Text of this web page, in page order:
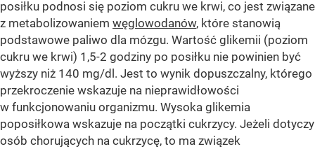
posiłku podnosi się poziom cukru we krwi, co jest związane
z metabolizowaniem węglowodanów, które stanowią
podstawowe paliwo dla mózgu. Wartość glikemii (poziom
cukru we krwi) 1,5-2 godziny po posiłku nie powinien być
wyższy niż 140 mg/dl. Jest to wynik dopuszczalny, którego
przekroczenie wskazuje na nieprawidłowości
w funkcjonowaniu organizmu. Wysoka glikemia
poposiłkowa wskazuje na początki cukrzycy. Jeżeli dotyczy
osób chorujących na cukrzycę, to ma związek